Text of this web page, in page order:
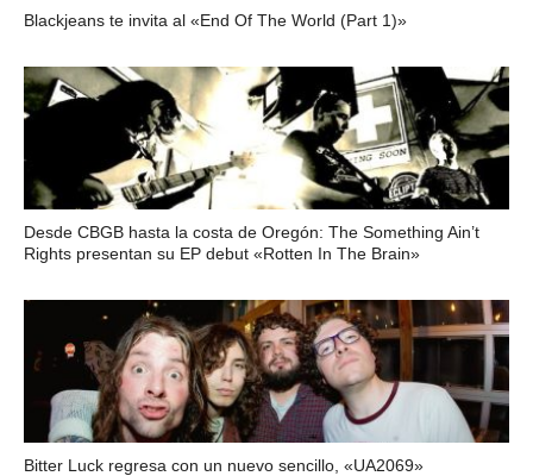
Blackjeans te invita al «End Of The World (Part 1)»
Desde CBGB hasta la costa de Oregón: The Something Ain’t
Rights presentan su EP debut «Rotten In The Brain»
Bitter Luck regresa con un nuevo sencillo, «UA2069»